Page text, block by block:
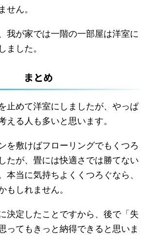
せん。
我が家では一階の一部屋は洋室に
ました。
まとめ
止めて洋室にしましたが、やっぱ
える人も多いと思います。
を敷けばフローリングでもくつろ
たが、畳には快適さでは勝てない
本当に気持ちよくくつろぐなら、
もしれません。
決定したことですから、後で「失
ってもきっと納得できると思いま